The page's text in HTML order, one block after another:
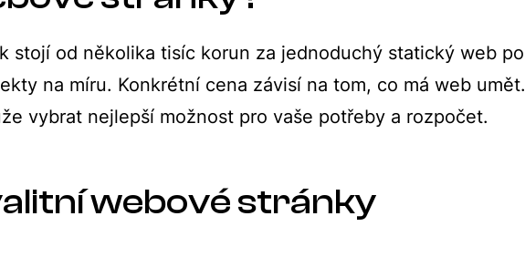
stojí od několika tisíc korun za jednoduchý statický web po
na míru. Konkrétní cena závisí na tom, co má web umět.
vybrat nejlepší možnost pro vaše potřeby a rozpočet.
webové stránky